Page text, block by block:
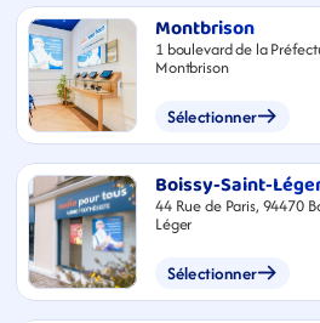
Montbrison
1 boulevard de la
Montbrison
Sélectionner
Boissy-Saint-
44 Rue de Paris, 94470
Léger
Sélectionner